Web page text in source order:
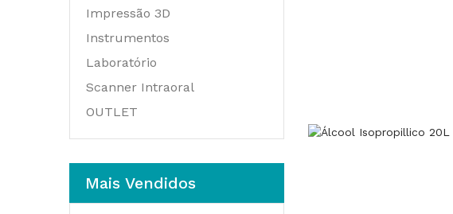
Impressão 3D
Instrumentos
Laboratório
Scanner Intraoral
OUTLET
Mais Vendidos